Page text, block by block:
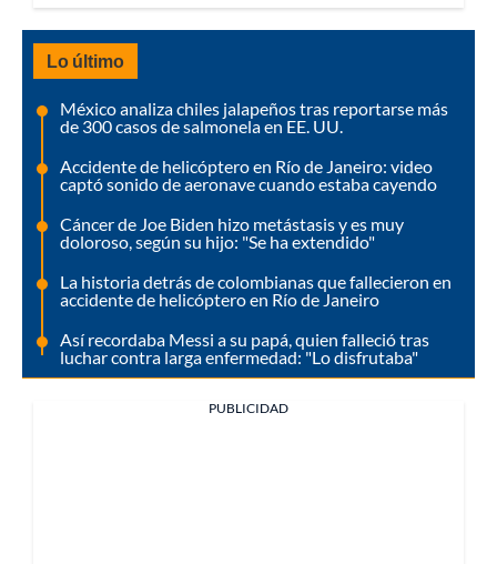
Lo último
México analiza chiles jalapeños tras reportarse más
de 300 casos de salmonela en EE. UU.
Accidente de helicóptero en Río de Janeiro: video
captó sonido de aeronave cuando estaba cayendo
Cáncer de Joe Biden hizo metástasis y es muy
doloroso, según su hijo: "Se ha extendido"
La historia detrás de colombianas que fallecieron en
accidente de helicóptero en Río de Janeiro
Así recordaba Messi a su papá, quien falleció tras
luchar contra larga enfermedad: "Lo disfrutaba"
PUBLICIDAD